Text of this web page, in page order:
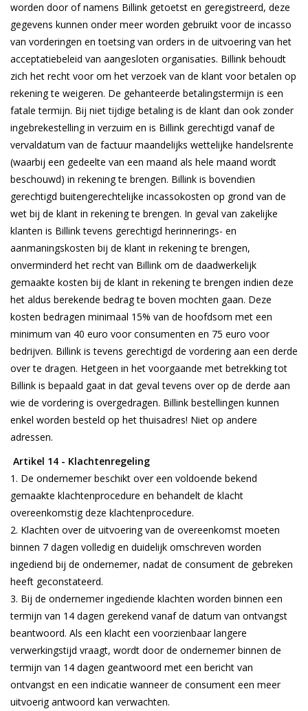
worden door of namens Billink getoetst en geregistreerd, deze
gegevens kunnen onder meer worden gebruikt voor de incasso
van vorderingen en toetsing van orders in de uitvoering van het
acceptatiebeleid van aangesloten organisaties. Billink behoudt
zich het recht voor om het verzoek van de klant voor betalen op
rekening te weigeren. De gehanteerde betalingstermijn is een
fatale termijn. Bij niet tijdige betaling is de klant dan ook zonder
ingebrekestelling in verzuim en is Billink gerechtigd vanaf de
vervaldatum van de factuur maandelijks wettelijke handelsrente
(waarbij een gedeelte van een maand als hele maand wordt
beschouwd) in rekening te brengen. Billink is bovendien
gerechtigd buitengerechtelijke incassokosten op grond van de
wet bij de klant in rekening te brengen. In geval van zakelijke
klanten is Billink tevens gerechtigd herinnerings- en
aanmaningskosten bij de klant in rekening te brengen,
onverminderd het recht van Billink om de daadwerkelijk
gemaakte kosten bij de klant in rekening te brengen indien deze
het aldus berekende bedrag te boven mochten gaan. Deze
kosten bedragen minimaal 15% van de hoofdsom met een
minimum van 40 euro voor consumenten en 75 euro voor
bedrijven. Billink is tevens gerechtigd de vordering aan een derde
over te dragen. Hetgeen in het voorgaande met betrekking tot
Billink is bepaald gaat in dat geval tevens over op de derde aan
wie de vordering is overgedragen. Billink bestellingen kunnen
enkel worden besteld op het thuisadres! Niet op andere
adressen.
Artikel 14 - Klachtenregeling
De ondernemer beschikt over een voldoende bekend
gemaakte klachtenprocedure en behandelt de klacht
overeenkomstig deze klachtenprocedure.
Klachten over de uitvoering van de overeenkomst moeten
binnen 7 dagen volledig en duidelijk omschreven worden
ingediend bij de ondernemer, nadat de consument de gebreken
heeft geconstateerd.
Bij de ondernemer ingediende klachten worden binnen een
termijn van 14 dagen gerekend vanaf de datum van ontvangst
beantwoord. Als een klacht een voorzienbaar langere
verwerkingstijd vraagt, wordt door de ondernemer binnen de
termijn van 14 dagen geantwoord met een bericht van
ontvangst en een indicatie wanneer de consument een meer
uitvoerig antwoord kan verwachten.